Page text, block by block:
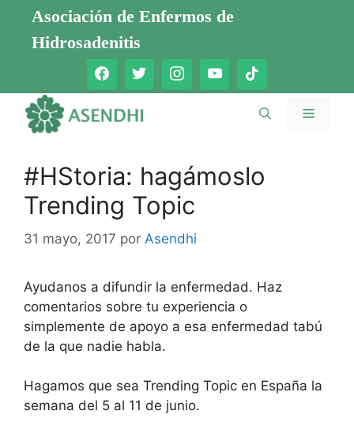
Saltar
contenido
Asociación de Enfermos de
Hidrosadenitis
Menú
#HStoria: hagámoslo
Trending Topic
31 mayo, 2017 por Asendhi
Ayudanos a difundir la enfermedad. Haz
comentarios sobre tu experiencia o
simplemente de apoyo a esa enfermedad tabú
de la que nadie habla.
Hagamos que sea Trending Topic en España la
semana del 5 al 11 de junio.